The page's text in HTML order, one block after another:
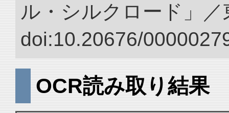
ル・シルクロード」／
doi:10.20676/
OCR読み取り結果